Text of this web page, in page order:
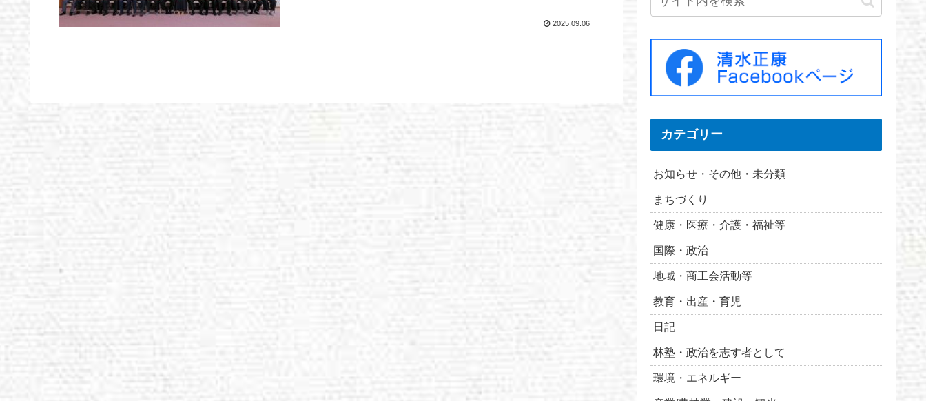
2025.09.06
カテゴリー
お知らせ・その他・未分類
まちづくり
健康・医療・介護・福祉等
国際・政治
地域・商工会活動等
教育・出産・育児
日記
林塾・政治を志す者として
環境・エネルギー